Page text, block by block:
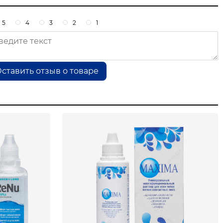
5 4 3 2 1
отзыв о товаре